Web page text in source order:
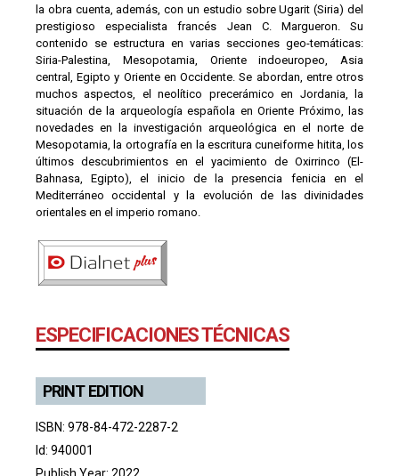
la obra cuenta, además, con un estudio sobre Ugarit (Siria) del
prestigioso especialista francés Jean C. Margueron. Su
contenido se estructura en varias secciones geo-temáticas:
Siria-Palestina, Mesopotamia, Oriente indoeuropeo, Asia
central, Egipto y Oriente en Occidente. Se abordan, entre otros
muchos aspectos, el neolítico precerámico en Jordania, la
situación de la arqueología española en Oriente Próximo, las
novedades en la investigación arqueológica en el norte de
Mesopotamia, la ortografía en la escritura cuneiforme hitita, los
últimos descubrimientos en el yacimiento de Oxirrinco (El-
Bahnasa, Egipto), el inicio de la presencia fenicia en el
Mediterráneo occidental y la evolución de las divinidades
orientales en el imperio romano.
ESPECIFICACIONES TÉCNICAS
PRINT EDITION
ISBN: 978-84-472-2287-2
Id: 940001
Publish Year: 2022